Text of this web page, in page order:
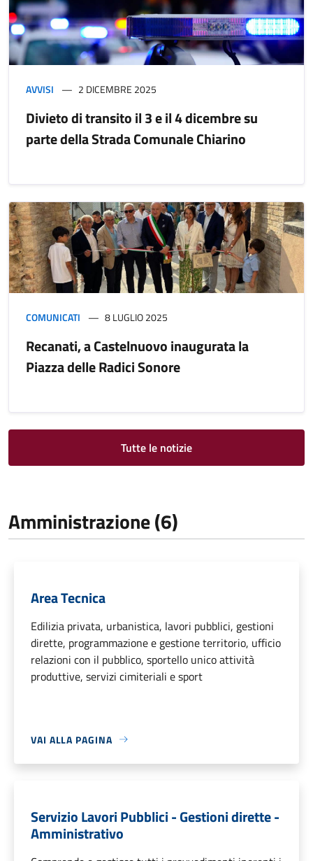
AVVISI 2 DICEMBRE 2025
Divieto di transito il 3 e il 4 dicembre su
parte della Strada Comunale Chiarino
COMUNICATI 8 LUGLIO 2025
Recanati, a Castelnuovo inaugurata la
Piazza delle Radici Sonore
Tutte le notizie
Amministrazione (6)
Area Tecnica
Edilizia privata, urbanistica, lavori pubblici, gestioni
dirette, programmazione e gestione territorio, ufficio
relazioni con il pubblico, sportello unico attività
produttive, servizi cimiteriali e sport
VAI ALLA PAGINA
Servizio Lavori Pubblici - Gestioni dirette -
Amministrativo